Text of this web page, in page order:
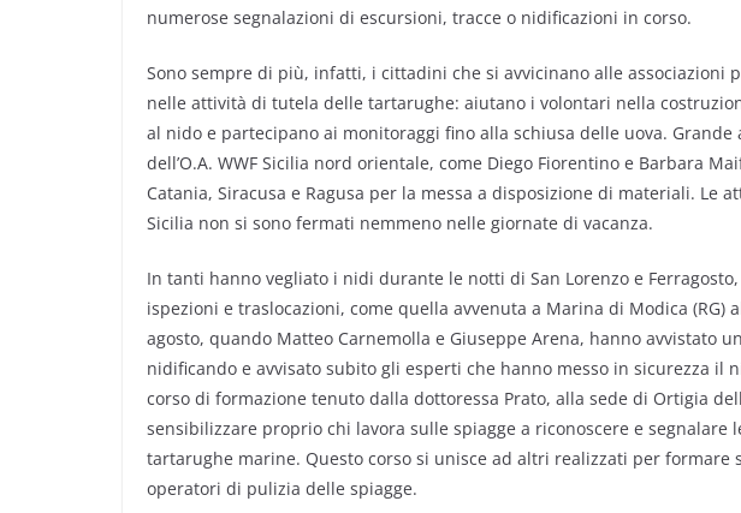
numerose segnalazioni di escursioni, tracce o nidificazioni in corso.
Sono sempre di più, infatti, i cittadini che si avvicinano alle
nelle attività di tutela delle tartarughe: aiutano i volontari nella
al nido e partecipano ai monitoraggi fino alla schiusa delle uova.
dell’O.A. WWF Sicilia nord orientale, come Diego Fiorentino e Barbara
Catania, Siracusa e Ragusa per la messa a disposizione di materiali. Le
Sicilia non si sono fermati nemmeno nelle giornate di vacanza.
In tanti hanno vegliato i nidi durante le notti di San Lorenzo e
ispezioni e traslocazioni, come quella avvenuta a Marina di Modica (RG)
agosto, quando Matteo Carnemolla e Giuseppe Arena, hanno avvistato
nidificando e avvisato subito gli esperti che hanno messo in sicurezza il
corso di formazione tenuto dalla dottoressa Prato, alla sede di Ortigia
sensibilizzare proprio chi lavora sulle spiagge a riconoscere e segnalare
tartarughe marine. Questo corso si unisce ad altri realizzati per
operatori di pulizia delle spiagge.